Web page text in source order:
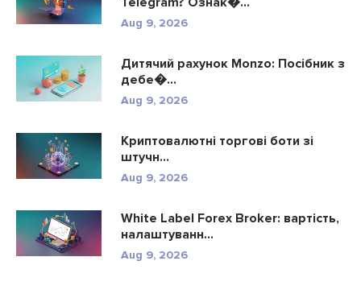
Aug 9, 2026
Дитячий рахунок Monzo: Посібник з
дебе�...
Aug 9, 2026
Криптовалютні торгові боти зі
штучн...
Aug 9, 2026
White Label Forex Broker: вартість,
налаштуванн...
Aug 9, 2026